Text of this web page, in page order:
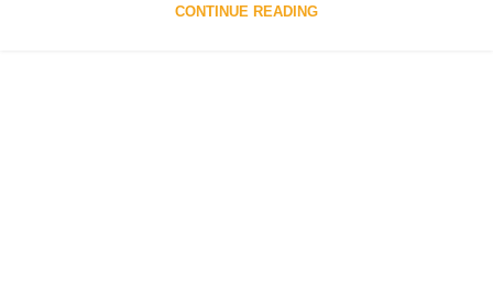
CONTINUE READING